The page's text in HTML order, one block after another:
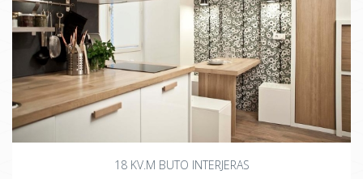
18 KV.M BUTO INTERJERAS